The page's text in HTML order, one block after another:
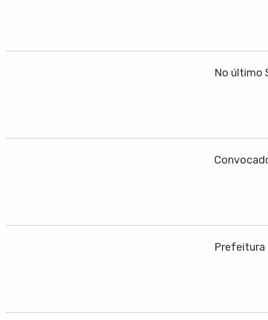
No último
Prefeitura